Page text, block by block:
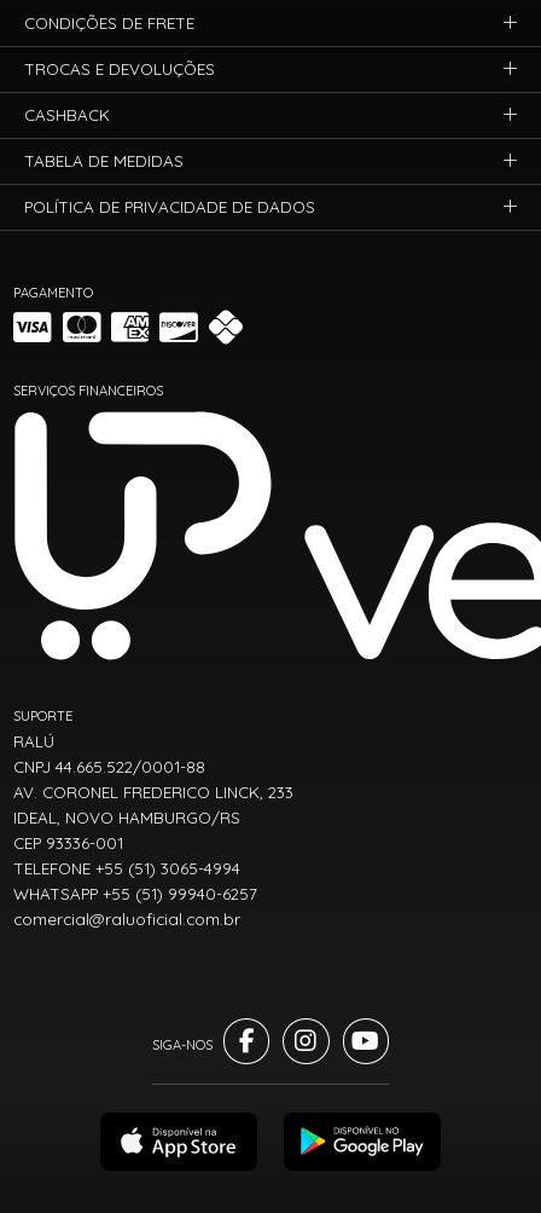
PAGAMENTO
SERVIÇOS FINANCEIROS
SUPORTE
RALÚ
CNPJ 44.665.522/0001-88
AV. CORONEL FREDERICO LINCK, 233
IDEAL, NOVO HAMBURGO/RS
CEP 93336-001
TELEFONE +55 (51) 3065-4994
WHATSAPP +55 (51) 99940-6257
comercial@raluoficial.com.br
CONDIÇÕES DE FRETE
TROCAS E DEVOLUÇÕES
CASHBACK
TABELA DE MEDIDAS
POLÍTICA DE PRIVACIDADE DE DADOS